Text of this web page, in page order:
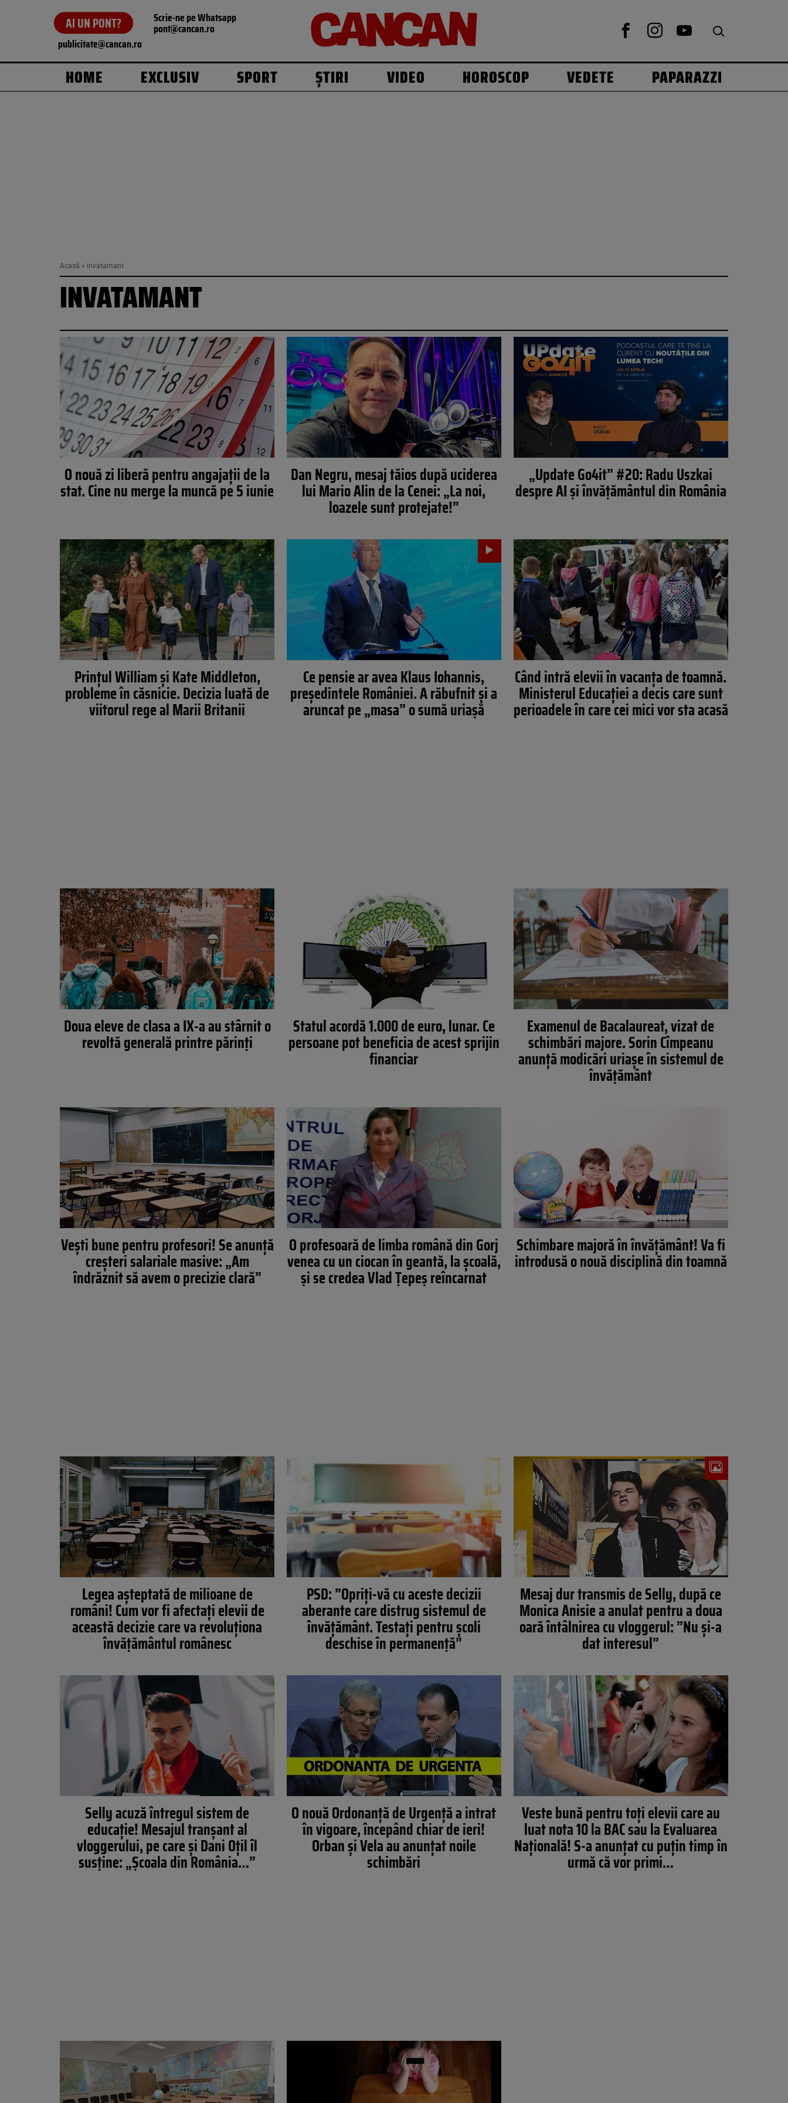
AI UN PONT? Scrie-ne pe Whatsapp
pont@cancan.ro
publicitate@cancan.ro
HOME EXCLUSIV SPORT ȘTIRI VIDEO HOROSCOP VEDETE PAPARAZZI
Acasă » invatamant
INVATAMANT
O nouă zi liberă pentru angajații de la
stat. Cine nu merge la muncă pe 5 iunie
Dan Negru, mesaj tăios după uciderea
lui Mario Alin de la Cenei: „La noi,
loazele sunt protejate!”
„Update Go4it” #20: Radu Uszkai
despre AI și învățământul din România
Prințul William și Kate Middleton,
probleme în căsnicie. Decizia luată de
viitorul rege al Marii Britanii
Ce pensie ar avea Klaus Iohannis,
președintele României. A răbufnit și a
aruncat pe „masa” o sumă uriașă
Când intră elevii în vacanța de toamnă.
Ministerul Educației a decis care sunt
perioadele în care cei mici vor sta acasă
Doua eleve de clasa a IX-a au stârnit o
revoltă generală printre părinți
Statul acordă 1.000 de euro, lunar. Ce
persoane pot beneficia de acest sprijin
financiar
Examenul de Bacalaureat, vizat de
schimbări majore. Sorin Cîmpeanu
anunță modicări uriașe în sistemul de
învățământ
Vești bune pentru profesori! Se anunță
creșteri salariale masive: „Am
îndrăznit să avem o precizie clară”
O profesoară de limba română din Gorj
venea cu un ciocan în geantă, la școală,
și se credea Vlad Ţepeș reîncarnat
Schimbare majoră în învățământ! Va fi
introdusă o nouă disciplină din toamnă
Legea aşteptată de milioane de
români! Cum vor fi afectaţi elevii de
această decizie care va revoluţiona
învăţământul românesc
PSD: ”Opriţi-vă cu aceste decizii
aberante care distrug sistemul de
învăţământ. Testaţi pentru şcoli
deschise în permanenţă”
Mesaj dur transmis de Selly, după ce
Monica Anisie a anulat pentru a doua
oară întâlnirea cu vloggerul: ”Nu și-a
dat interesul”
Selly acuză întregul sistem de
educație! Mesajul tranșant al
vloggerului, pe care și Dani Oțil îl
susține: „Școala din România…”
O nouă Ordonanță de Urgență a intrat
în vigoare, începând chiar de ieri!
Orban și Vela au anunțat noile
schimbări
Veste bună pentru toţi elevii care au
luat nota 10 la BAC sau la Evaluarea
Naţională! S-a anunţat cu puţin timp în
urmă că vor primi…